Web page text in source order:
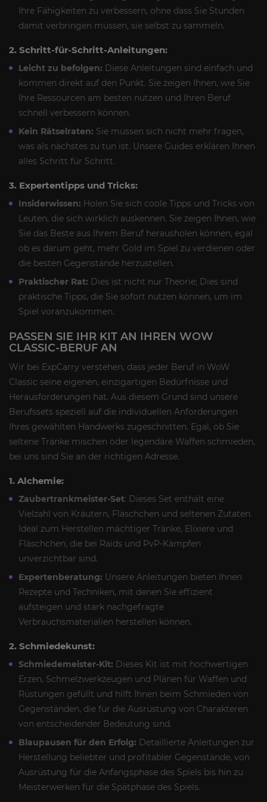
Ihre Fähigkeiten zu verbessern, ohne dass Sie Stunden
damit verbringen müssen, sie selbst zu sammeln.
2. Schritt-für-Schritt-Anleitungen:
Leicht zu befolgen: Diese Anleitungen sind einfach und
kommen direkt auf den Punkt. Sie zeigen Ihnen, wie Sie
Ihre Ressourcen am besten nutzen und Ihren Beruf
schnell verbessern können.
Kein Rätselraten: Sie müssen sich nicht mehr fragen,
was als nächstes zu tun ist. Unsere Guides erklären Ihnen
alles Schritt für Schritt.
3. Expertentipps und Tricks:
Insiderwissen: Holen Sie sich coole Tipps und Tricks von
Leuten, die sich wirklich auskennen. Sie zeigen Ihnen, wie
Sie das Beste aus Ihrem Beruf herausholen können, egal
ob es darum geht, mehr Gold im Spiel zu verdienen oder
die besten Gegenstände herzustellen.
Praktischer Rat: Dies ist nicht nur Theorie; Dies sind
praktische Tipps, die Sie sofort nutzen können, um im
Spiel voranzukommen.
PASSEN SIE IHR KIT AN IHREN WOW
CLASSIC-BERUF AN
Wir bei ExpCarry verstehen, dass jeder Beruf in WoW
Classic seine eigenen, einzigartigen Bedürfnisse und
Herausforderungen hat. Aus diesem Grund sind unsere
Berufssets speziell auf die individuellen Anforderungen
Ihres gewählten Handwerks zugeschnitten. Egal, ob Sie
seltene Tränke mischen oder legendäre Waffen schmieden,
bei uns sind Sie an der richtigen Adresse.
1. Alchemie:
Zaubertrankmeister-Set: Dieses Set enthält eine
Vielzahl von Kräutern, Fläschchen und seltenen Zutaten.
Ideal zum Herstellen mächtiger Tränke, Elixiere und
Fläschchen, die bei Raids und PvP-Kämpfen
unverzichtbar sind.
Expertenberatung: Unsere Anleitungen bieten Ihnen
Rezepte und Techniken, mit denen Sie effizient
aufsteigen und stark nachgefragte
Verbrauchsmaterialien herstellen können.
2. Schmiedekunst:
Schmiedemeister-Kit: Dieses Kit ist mit hochwertigen
Erzen, Schmelzwerkzeugen und Plänen für Waffen und
Rüstungen gefüllt und hilft Ihnen beim Schmieden von
Gegenständen, die für die Ausrüstung von Charakteren
von entscheidender Bedeutung sind.
Blaupausen für den Erfolg: Detaillierte Anleitungen zur
Herstellung beliebter und profitabler Gegenstände, von
Ausrüstung für die Anfangsphase des Spiels bis hin zu
Meisterwerken für die Spätphase des Spiels.